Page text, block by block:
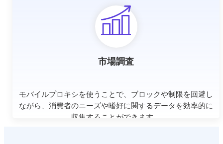
市場調査
モバイルプロキシを使うことで、ブロックや制限を回避し
ながら、消費者のニーズや嗜好に関するデータを効率的に
収集することができます。